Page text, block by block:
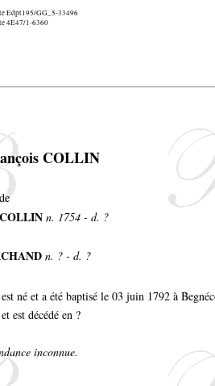
Edpt195/GG_5-33496
4E47/1-6360
COLLIN
n. 1754 - d. ?
n. ? - d. ?
est né et a été baptisé le 03 juin 1792 à
et est décédé en ?
inconnue.